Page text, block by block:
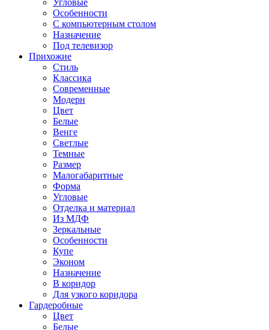
Угловые
Особенности
С компьютерным столом
Назначение
Под телевизор
Прихожие
Стиль
Классика
Современные
Модерн
Цвет
Белые
Венге
Светлые
Темные
Размер
Малогабаритные
Форма
Угловые
Отделка и материал
Из МДФ
Зеркальные
Особенности
Купе
Эконом
Назначение
В коридор
Для узкого коридора
Гардеробные
Цвет
Белые